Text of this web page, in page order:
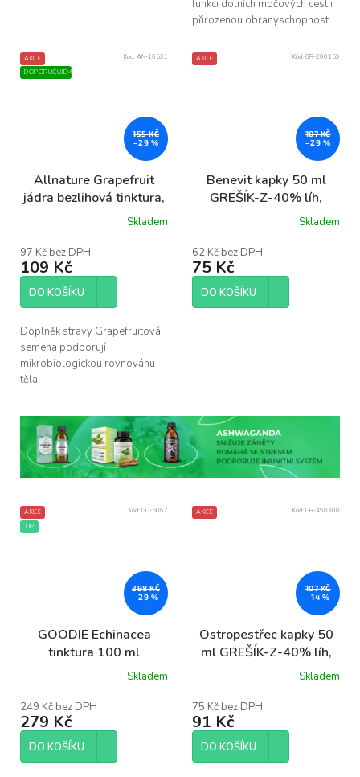
funkci dolních močových cest i
přirozenou obranyschopnost.
AKCE
DOPORUČUJEME
155 KČ
–29 %
Allnature Grapefruit
jádra bezlihová tinktura,
Skladem
97 Kč bez DPH
109 Kč
DO KOŠÍKU
Doplněk stravy Grapefruitová
semena podporují
mikrobiologickou rovnováhu
těla.
Kód: AN-16531 AKCE
107 KČ
–29 %
Benevit kapky 50 ml
GREŠÍK-Z-40% líh,
Bylinné kapkySkladem
62 Kč bez DPH
75 Kč
DO KOŠÍKU
Kód: GR-200159
AKCE
TIP
398 KČ
–29 %
GOODIE Echinacea
tinktura 100 ml
Skladem
249 Kč bez DPH
279 Kč
DO KOŠÍKU
Kód: GD-5067 AKCE
107 KČ
–14 %
Ostropestřec kapky 50
ml GREŠÍK-Z-40% líh,
Bylinné kapkySkladem
75 Kč bez DPH
91 Kč
DO KOŠÍKU
Kód: GR-490308